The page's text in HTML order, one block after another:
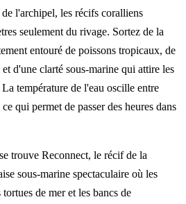
l'archipel, les récifs coralliens
seulement du rivage. Sortez de la
entouré de poissons tropicaux, de
d'une clarté sous-marine qui attire les
température de l'eau oscille entre
qui permet de passer des heures dans
trouve Reconnect, le récif de la
sous-marine spectaculaire où les
de mer et les bancs de